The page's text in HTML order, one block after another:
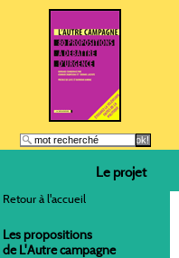
Le projet
Retour à l'accueil
Les propositions
de L'Autre campagne